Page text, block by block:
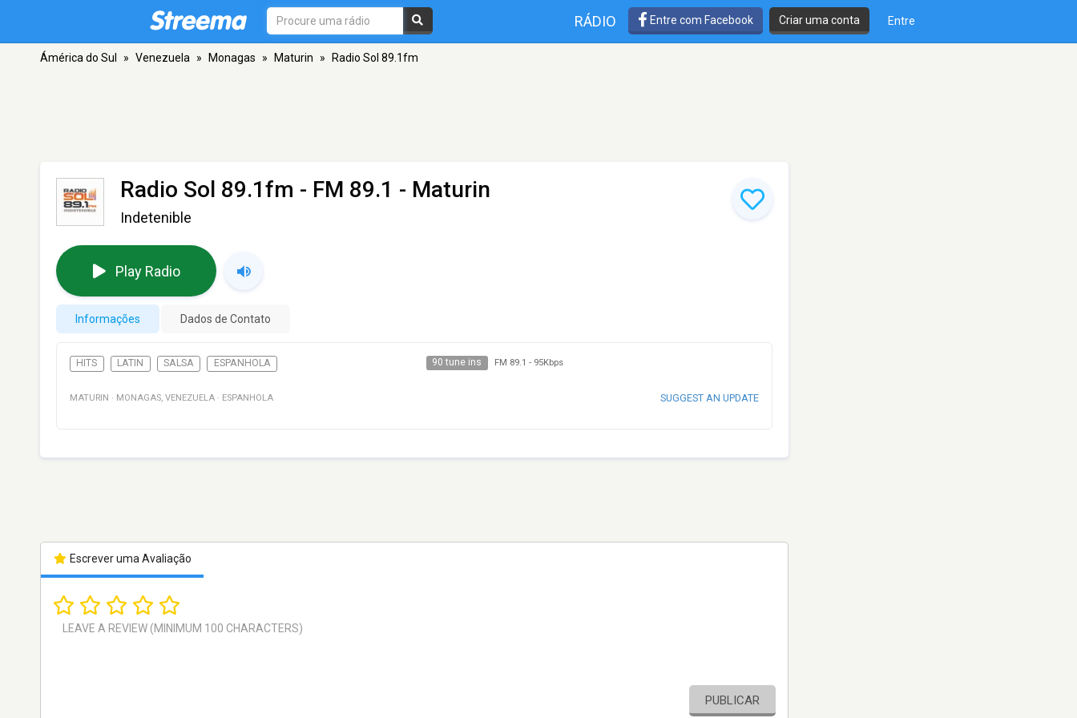
RÁDIO Entre com Facebook Criar uma conta Entre
Ámérica do Sul » Venezuela » Monagas » Maturin » Radio Sol 89.1fm
Radio Sol 89.1fm - FM 89.1 - Maturin
Indetenible
Play Radio
Informações Dados de Contato
HITS LATIN SALSA ESPANHOLA 90 tune ins FM 89.1 - 95Kbps
MATURIN · MONAGAS, VENEZUELA · ESPANHOLA SUGGEST AN UPDATE
Escrever uma Avaliação
PUBLICAR